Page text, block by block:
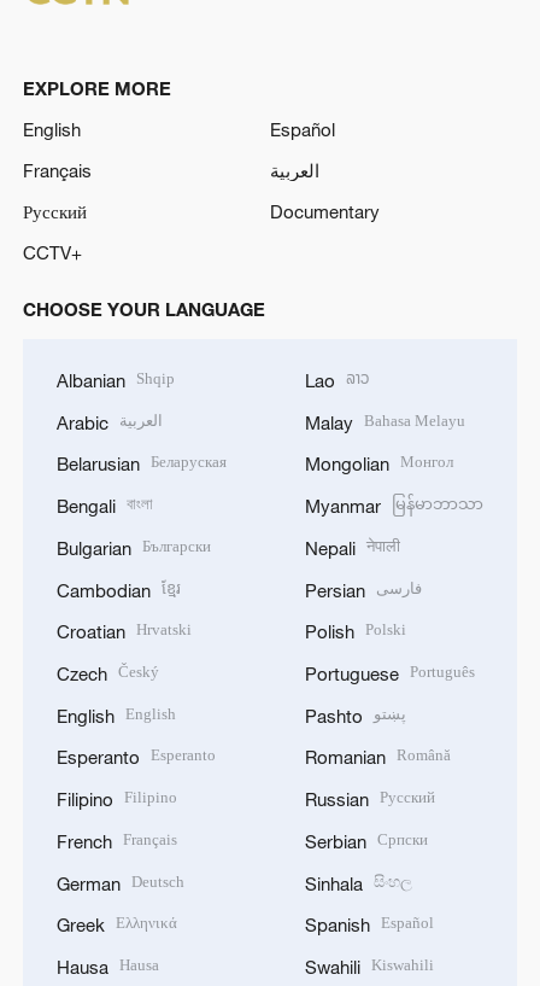
EXPLORE MORE
English
Español
Français
العربية
Русский
Documentary
CCTV+
CHOOSE YOUR LANGUAGE
Albanian Shqip
Arabic العربية
Belarusian Беларуская
Bengali বাংলা
Bulgarian Български
Cambodian ខ្មែរ
Croatian Hrvatski
Czech Český
English English
Esperanto Esperanto
Filipino Filipino
French Français
German Deutsch
Greek Ελληνικά
Hausa Hausa
Lao ລາວ
Malay Bahasa Melayu
Mongolian Монгол
Myanmar မြန်မာဘာသာ
Nepali नेपाली
Persian فارسی
Polish Polski
Portuguese Português
Pashto پښتو
Romanian Română
Russian Русский
Serbian Српски
Sinhala සිංහල
Spanish Español
Swahili Kiswahili